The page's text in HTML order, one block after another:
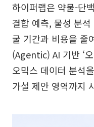
하이퍼랩은 약물-단
결합 예측, 물성 분
굴 기간과 비용을 줄
(Agentic) AI 기반 ‘
오믹스 데이터 분석
가설 제안 영역까지